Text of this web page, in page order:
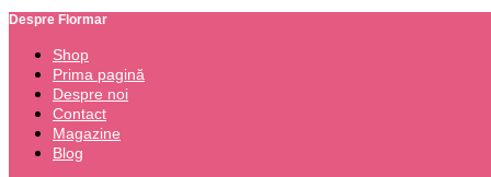
Despre Flormar
Shop
Prima pagină
Despre noi
Contact
Magazine
Blog